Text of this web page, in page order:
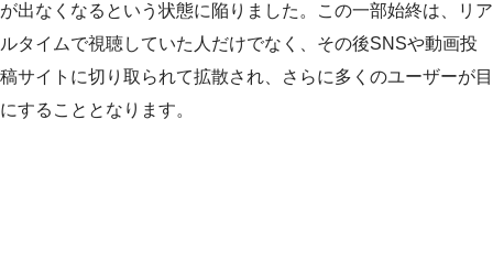
が出なくなるという状態に陥りました。この一部始終は、リア
ルタイムで視聴していた人だけでなく、その後SNSや動画投
稿サイトに切り取られて拡散され、さらに多くのユーザーが目
にすることとなります。